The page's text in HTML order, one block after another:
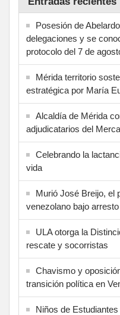
Posesión de
delegaciones y se
protocolo del 7 de
Mérida territorio
estratégica por María
Alcaldía de Mérida
adjudicatarios del
Celebrando la
vida
Murió José Breijo, el
venezolano bajo
ULA otorga la
rescate y socorristas
Chavismo y
transición política en
Niños de